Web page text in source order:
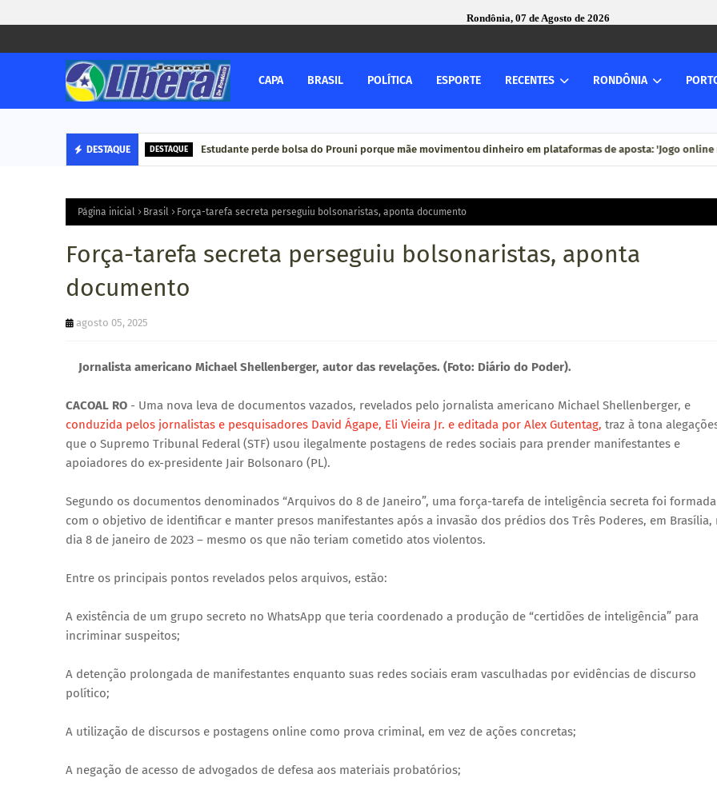
Rondônia, 07 de Agosto de 2026
CAPA BRASIL POLÍTICA ESPORTE RECENTES RONDÔNIA
DESTAQUE DESTAQUE Estudante perde bolsa do Prouni porque mãe movimentou dinheiro em plataformas de aposta: 'Jogo online
Página inicial Brasil Força-tarefa secreta perseguiu bolsonaristas, aponta documento
Força-tarefa secreta perseguiu bolsonaristas, aponta
documento
agosto 05, 2025
Jornalista americano Michael Shellenberger, autor das revelações. (Foto: Diário do Poder).
CACOAL RO - Uma nova leva de documentos vazados, revelados pelo jornalista americano Michael Shellenberger, e
conduzida pelos jornalistas e pesquisadores David Ágape, Eli Vieira Jr. e editada por Alex Gutentag, traz à tona
que o Supremo Tribunal Federal (STF) usou ilegalmente postagens de redes sociais para prender manifestantes e
apoiadores do ex-presidente Jair Bolsonaro (PL).
Segundo os documentos denominados “Arquivos do 8 de Janeiro”, uma força-tarefa de inteligência secreta foi formada
com o objetivo de identificar e manter presos manifestantes após a invasão dos prédios dos Três Poderes, em Brasília,
dia 8 de janeiro de 2023 – mesmo os que não teriam cometido atos violentos.
Entre os principais pontos revelados pelos arquivos, estão:
A existência de um grupo secreto no WhatsApp que teria coordenado a produção de “certidões de inteligência” para
incriminar suspeitos;
A detenção prolongada de manifestantes enquanto suas redes sociais eram vasculhadas por evidências de discurso
político;
A utilização de discursos e postagens online como prova criminal, em vez de ações concretas;
A negação de acesso de advogados de defesa aos materiais probatórios;